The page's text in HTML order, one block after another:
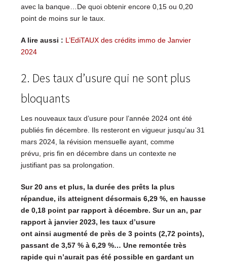
avec la banque…De quoi obtenir encore 0,15 ou 0,20
point de moins sur le taux.
A lire aussi : L’EdiTAUX des crédits immo de Janvier
2024
2. Des taux d’usure qui ne sont plus
bloquants
Les nouveaux taux d’usure pour l’année 2024 ont été
publiés fin décembre. Ils resteront en vigueur jusqu’au 31
mars 2024, la révision mensuelle ayant, comme
prévu, pris fin en décembre dans un contexte ne
justifiant pas sa prolongation.
Sur 20 ans et plus, la durée des prêts la plus
répandue, ils atteignent désormais 6,29 %, en hausse
de 0,18 point par rapport à décembre. Sur un an, par
rapport à janvier 2023, les taux d’usure
ont ainsi augmenté de près de 3 points (2,72 points),
passant de 3,57 % à 6,29 %… Une remontée très
rapide qui n’aurait pas été possible en gardant un